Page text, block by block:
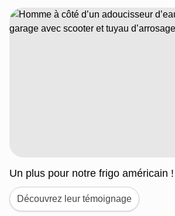
Un plus pour notre frigo américain !
Découvrez leur témoignage